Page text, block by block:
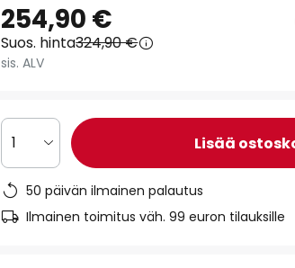
254,90 €
Suos. hinta324,90 €
sis. ALV
1 Lisää
50 päivän ilmainen palautus
Ilmainen toimitus väh. 99 euron tilauksille